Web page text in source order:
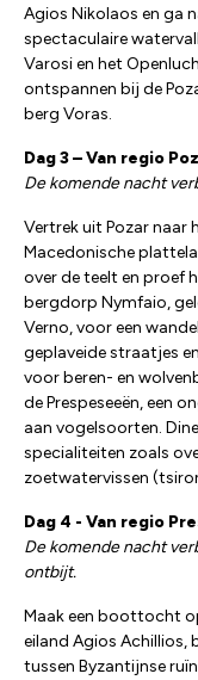
Agios Nikolaos en ga
spectaculaire
Varosi en het
ontspannen bij de
berg Voras.
Dag 3 – Van regio
De komende nacht
Vertrek uit Pozar
Macedonische
over de teelt en proef
bergdorp Nymfaio,
Verno, voor een
geplaveide straatjes
voor beren- en
de Prespeseeën, een
aan vogelsoorten.
specialiteiten zoals
zoetwatervissen
Dag 4 - Van regio
De komende nacht
ontbijt.
Maak een boottocht
eiland Agios Achillios,
tussen Byzantijnse